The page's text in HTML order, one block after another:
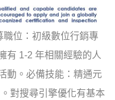
職位：初級數位行銷專
有 1-2 年相關經驗的人
動。必備技能：精通元
對搜尋引擎優化有基本